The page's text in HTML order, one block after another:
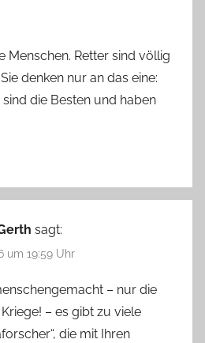
Menschen. Retter sind völlig
denken nur an das eine:
die Besten und haben
sagt:
um 19:59 Uhr
– nur die
– es gibt zu viele
die mit Ihren